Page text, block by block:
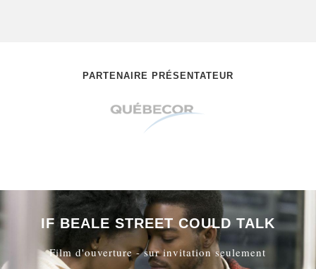
PARTENAIRE PRÉSENTATEUR
IF BEALE STREET COULD TALK
Film d'ouverture - sur invitation seulement